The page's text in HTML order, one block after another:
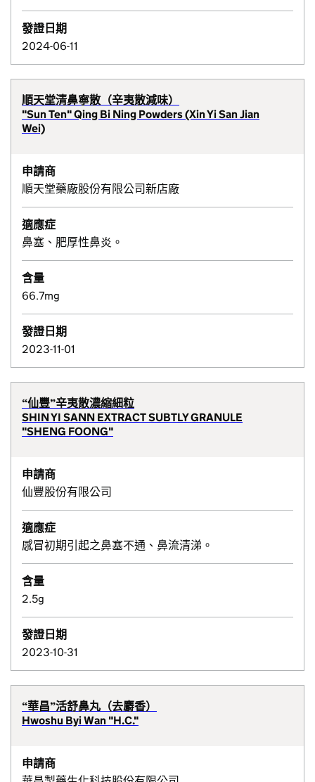
發證日期
2024-06-11
順天堂清鼻寧散（辛夷散減味）
"Sun Ten" Qing Bi Ning Powders (Xin Yi San Jian
Wei)
申請商
順天堂藥廠股份有限公司新店廠
適應症
鼻塞、肥厚性鼻炎。
含量
66.7mg
發證日期
2023-11-01
“仙豐”辛夷散濃縮細粒
SHIN YI SANN EXTRACT SUBTLY GRANULE
"SHENG FOONG"
申請商
仙豐股份有限公司
適應症
感冒初期引起之鼻塞不通、鼻流清涕。
含量
2.5g
發證日期
2023-10-31
“華昌”活舒鼻丸（去麝香）
Hwoshu Byi Wan "H.C."
申請商